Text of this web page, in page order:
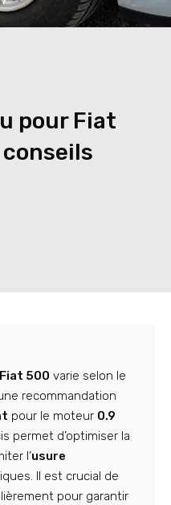
pour Fiat
500 varie selon le
recommandation
pour le moteur 0.9
permet d’optimiser la
l’usure
Il est crucial de
pour garantir